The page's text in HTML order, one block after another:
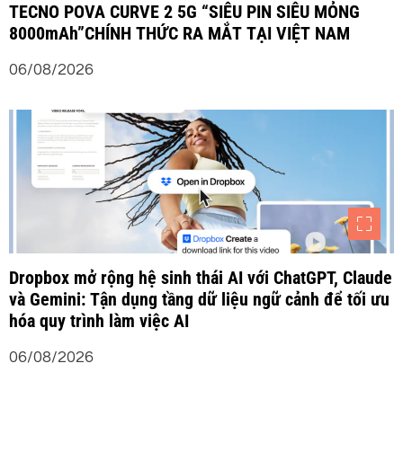
TECNO POVA CURVE 2 5G “SIÊU PIN SIÊU MỎNG
8000mAh”CHÍNH THỨC RA MẮT TẠI VIỆT NAM
06/08/2026
Dropbox mở rộng hệ sinh thái AI với ChatGPT, Claude
và Gemini: Tận dụng tầng dữ liệu ngữ cảnh để tối ưu
hóa quy trình làm việc AI
06/08/2026